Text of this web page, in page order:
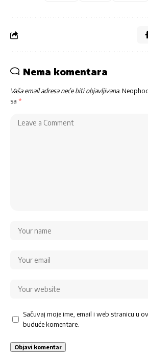
Nema komentara
Vaša email adresa neće biti objavljivana.
sa *
Sačuvaj moje ime, email i web stranicu u
buduće komentare.